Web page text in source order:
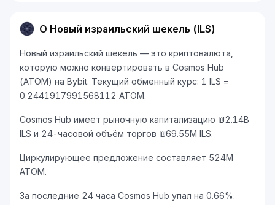
О Новый израильский шекель (ILS)
Новый израильский шекель — это криптовалюта,
которую можно конвертировать в Cosmos Hub
(ATOM) на Bybit. Текущий обменный курс: 1 ILS =
0.2441917991568112 ATOM.
Cosmos Hub имеет рыночную капитализацию ₪2.14B
ILS и 24-часовой объём торгов ₪69.55M ILS.
Циркулирующее предложение составляет 524M
ATOM.
За последние 24 часа Cosmos Hub упал на 0.66%.